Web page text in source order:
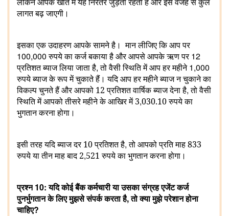
लागत बढ़ जाएगी।
इसका एक उदाहरण आपके सामने है। मान लीजिए कि आप पर
100,000रुपये का कर्ज बकाया है और आपसे आपके ऋण पर12
प्रतिशत ब्याज लिया जाता है,तो वैसी स्थिति में आप हर महीने1,000
रुपये ब्याज के रूप में चुकाते हैं। यदि आप हर महीने ब्याज न चुकाने का
विकल्प चुनते हैंऔर आपको 12 प्रतिशत वार्षिक ब्याज देना है,तो वैसी
स्थिति में आपको तीसरे महीने के आखिर में 3,030.10 रुपये का
भुगतान करना होगा।
इसी तरहयदि ब्याज दर 10 प्रतिशत है,तो आपको प्रति माह 833
रुपये या तीन माह बाद 2,521 रुपये का भुगतान करना होगा।
प्रश्‍न 10:यदि कोईबैंक कर्मचारी या उसका संग्रह एजेंट कर्ज
पुनर्भुगतान के लिए मुझसे संपर्क करता है,तो क्‍या मुझे परेशान होना
चाहिए?